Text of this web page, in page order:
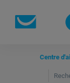
Centre